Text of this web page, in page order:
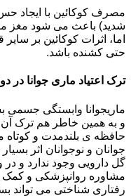
مصرف کوکائین با
شدید) باعث می شود مغز
اما، اثرات کوکائین بر
حتی کشنده باشد.
ترک اعتیاد ماری جوانا در
ماریجوانا وابستگی جسمی
و به همین خاطر هم ترک آن
حافظه ی بلندمدت و کوتاه
جوانان و نوجوانان اثر
گل دارویی وجود ندارد و
مشاوره روانپزشکی و کمک
رفتاری شناختی می تواند